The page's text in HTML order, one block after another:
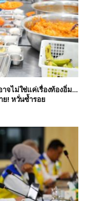
าจไม่ใช่แค่เรื่องท้องอิ่ม…
ย! หวั่นซ้ำรอย